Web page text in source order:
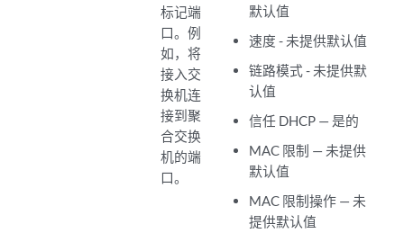
标记端
口。例
如，将
接入交
换机连
接到聚
合交换
机的端
口。
默认值
速度 - 未提供默认值
链路模式 - 未提供默
认值
信任 DHCP — 是的
MAC 限制 — 未提供
默认值
MAC 限制操作 — 未
提供默认值